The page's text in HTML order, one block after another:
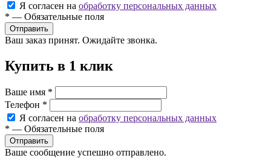
Я согласен на обработку персональных данных
* — Обязательные поля
Ваш заказ принят. Ожидайте звонка.
Купить в 1 клик
Ваше имя *
Телефон *
Я согласен на обработку персональных данных
* — Обязательные поля
Ваше сообщение успешно отправлено.